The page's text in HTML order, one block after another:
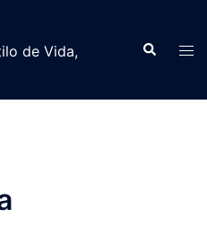
de Vida,
Buscar